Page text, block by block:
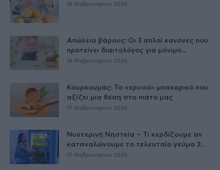
18 Φεβρουαρίου 2026
Απώλεια βάρους: Οι 3 απλοί κανόνες που
προτείνει διαιτολόγος για μόνιμο...
18 Φεβρουαρίου 2026
Κουρκουμάς: Το «χρυσό» μπαχαρικό που
αξίζει μια θέση στο πιάτο μας
17 Φεβρουαρίου 2026
Νυχτερινή Νηστεία – Τι κερδίζουμε αν
καταναλώνουμε το τελευταίο γεύμα 3...
17 Φεβρουαρίου 2026